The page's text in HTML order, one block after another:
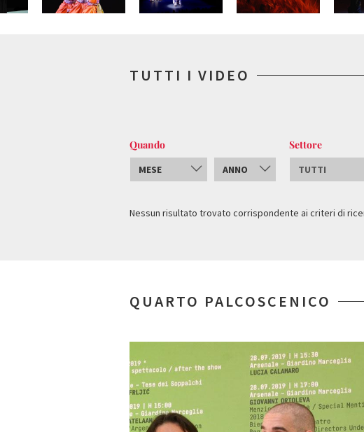
TUTTI I VIDEO
Quando
MESE ANNO
Settore
TUTTI
Nessun risultato trovato corrispondente ai criteri di
QUARTO PALCOSCENICO